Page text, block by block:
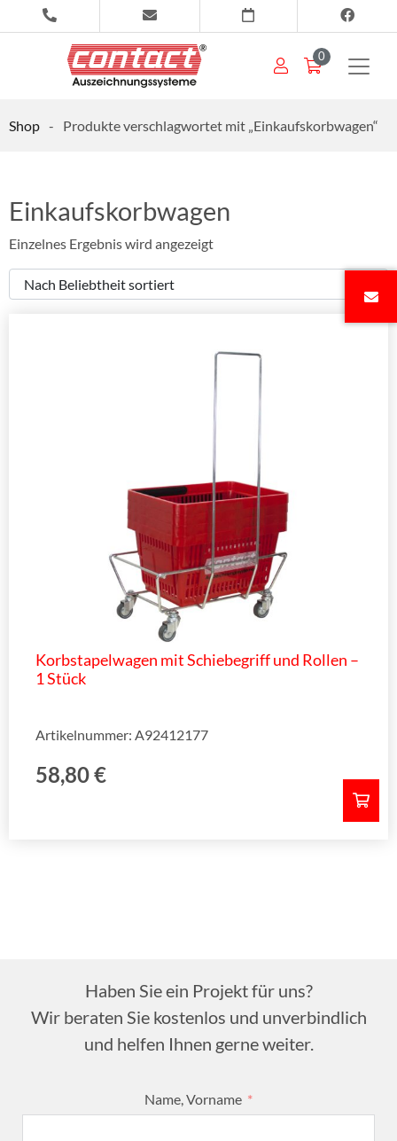
0
Shop - Produkte verschlagwortet mit „Einkaufskorbwagen“
Einkaufskorbwagen
Einzelnes Ergebnis wird angezeigt
Korbstapelwagen mit Schiebegriff und Rollen –
1 Stück
58,80€
Artikelnummer: A92412177
Haben Sie ein Projekt für uns?
Wir beraten Sie kostenlos und unverbindlich
und helfen Ihnen gerne weiter.
Name, Vorname